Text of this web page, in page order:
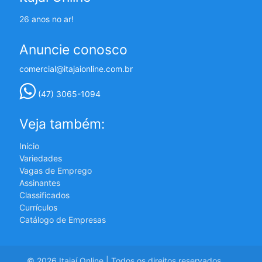
26 anos no ar!
Anuncie conosco
comercial@itajaionline.com.br
(47) 3065-1094
Veja também:
Início
Variedades
Vagas de Emprego
Assinantes
Classificados
Currículos
Catálogo de Empresas